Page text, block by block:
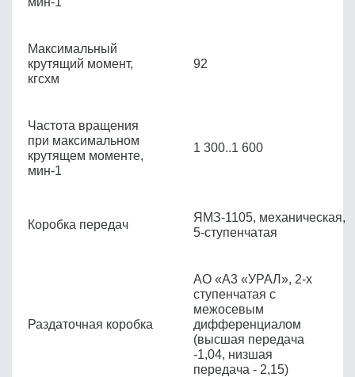
Максимальный
крутящий момент,
кгсхм
92
Частота вращения
при максимальном
крутящем моменте,
мин-1
1 300..1 600
Коробка передач
ЯМЗ-1105, механическая,
5-ступенчатая
Раздаточная коробка
АО «A3 «УРАЛ», 2-х
ступенчатая с
межосевым
дифференциалом
(высшая передача
-1,04, низшая
передача - 2,15)